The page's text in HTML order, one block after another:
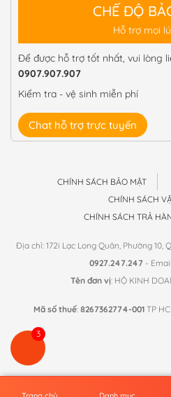
CHẾ ĐỘ
Hỗ trợ mọi
Để được hỗ trợ tốt nhất, vui lòng
0907.907.907
Kiểm tra - vệ sinh miễn phí
Chat hỗ trợ trực tuyến
CHÍNH SÁCH BẢO MẬT
CHÍNH SÁCH
CHÍNH SÁCH TRẢ
Địa chỉ: 172i Lạc Long Quân, Phường 10,
0927.247.247 -
Tên đơn vị: HỘ KINH
Mã số thuế:8267362774-001TP
Zip.vnvới sự quản lý
3